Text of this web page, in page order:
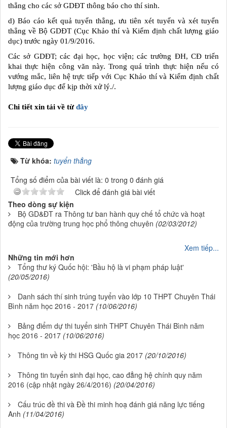
thẳng cho các sở GDĐT thông báo cho thí sinh.
d) Báo cáo kết quả tuyển thẳng, ưu tiên xét tuyển và xét tuyển
thẳng về Bộ GDĐT (Cục Khảo thí và Kiểm định chất lượng giáo
dục) trước ngày 01/9/2016.
Các sở GDĐT; các đại học, học viện; các trường ĐH, CĐ triển
khai thực hiện công văn này. Trong quá trình thực hiện nếu có
vướng mắc, liên hệ trực tiếp với Cục Khảo thí và Kiểm định chất
lượng giáo dục để kịp thời xử lý./.
Chi tiết xin tải về từđây
Từ khóa: tuyển thẳng
Tổng số điểm của bài viết là: 0 trong 0 đánh giá
Click để đánh giá bài viết
Theo dòng sự kiện
Bộ GD&ĐT ra Thông tư ban hành quy chế tổ chức và hoạt
động của trường trung học phổ thông chuyên (02/03/2012)
Xem tiếp...
Những tin mới hơn
Tổng thư ký Quốc hội: 'Bầu hộ là vi phạm pháp luật'
(20/05/2016)
Danh sách thí sinh trúng tuyển vào lớp 10 THPT Chuyên Thái
Bình năm học 2016 - 2017 (10/06/2016)
Bảng điểm dự thi tuyển sinh THPT Chuyên Thái Bình năm
học 2016 - 2017 (10/06/2016)
Thông tin về kỳ thi HSG Quốc gia 2017 (20/10/2016)
Thông tin tuyển sinh đại học, cao đẳng hệ chính quy năm
2016 (cập nhật ngày 26/4/2016) (20/04/2016)
Cấu trúc đề thi và Đề thi minh hoạ đánh giá năng lực tiếng
Anh (11/04/2016)